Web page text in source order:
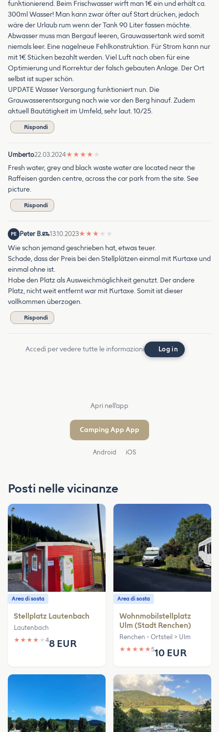
funktionierend. Beim Frischwasser wirft man 1€ ein und erhält ca.
300ml Wasser! Man kann zwar öfter auf Start drücken, jedoch
wäre der Urlaub rum wenn der Tank 90 Liter fassen möchte.
Abwasser muss man Bergauf leeren, Grauwassertank wird somit
niemals leer. Eine nagelneue Fehlkonstruktion. Für Strom kann nur
mit 1€ Stücken bezahlt werden. Viel Luft nach oben für eine
Optimierung und Korrektur der falsch gebauten Anlage. Der Ort
selbst ist super schön.
UPDATE Wasser Versorgung funktioniert nun. Die
Grauwasserentsorgung nach wie vor den Berg hinauf. Zudem
aktuell Bautätigkeit im Umfeld, sehr laut. 10/25.
Rispondi
Umberto22.03.2024★ ★ ★ ★ ★
Fresh water, grey and black waste water are located near the
Raffeisen garden centre, across the car park from the site. See
picture.
Rispondi
PE Peter B. 13.10.2023★ ★ ★ ★ ★
Wie schon jemand geschrieben hat, etwas teuer.
Schade, dass der Preis bei den Stellplätzen einmal mit Kurtaxe und
einmal ohne ist.
Habe den Platz als Ausweichmöglichkeit genutzt. Der andere
Platz, nicht weit entfernt war mit Kurtaxe. Somit ist dieser
vollkommen überzogen.
Rispondi
Accedi per vedere tutte le informazioni Log in
Apri nell'app
Camping App App
Android iOS
Posti nelle vicinanze
Area di sosta
Stellplatz Lautenbach
Lautenbach
★ ★ ★ ★ ★ 48 EUR
Area di sosta
Wohnmobilstellplatz
Ulm (Stadt Renchen)
Renchen - Ortsteil > Ulm
★ ★ ★ ★ ★510 EUR